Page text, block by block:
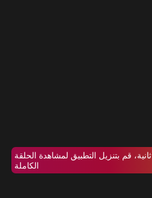
جرّب ١٥ثانية، قم بتنزيل التطبيق لمشاهدة الحلقة
الكاملة